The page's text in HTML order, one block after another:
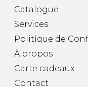
Catalogue
Services
Politique de
À propos
Carte cadeaux
Contact